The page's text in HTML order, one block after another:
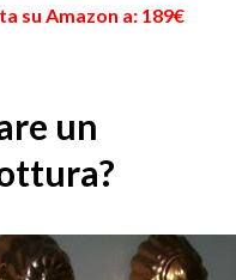
su Amazon a: 189€
un